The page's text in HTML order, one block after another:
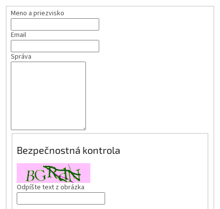
Meno a priezvisko
Email
Správa
Bezpečnostná kontrola
Odpíšte text z obrázka